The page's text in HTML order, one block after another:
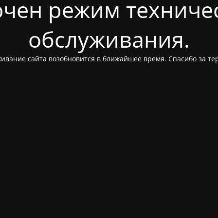
режим
обслуживания.
сайта возобновится в ближайшее время. Спасибо за